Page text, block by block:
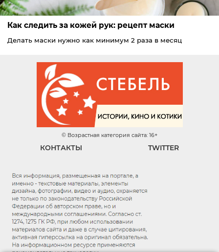
Как следить за кожей рук: рецепт маски
Делать маски нужно как минимум 2 раза в месяц
© Возрастная категория сайта: 16+
КОНТАКТЫ TWITTER